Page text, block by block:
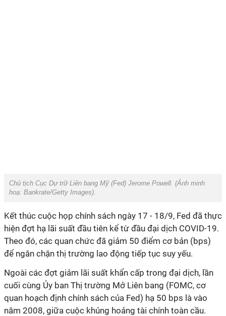
Chủ tịch Cục Dự trữ Liên bang Mỹ (Fed) Jerome Powell. (Ảnh minh
hoạ: Bankrate/Getty Images).
Kết thúc cuộc họp chính sách ngày 17 - 18/9, Fed đã thực
hiện đợt hạ lãi suất đầu tiên kể từ đầu đại dịch COVID-19.
Theo đó, các quan chức đã giảm 50 điểm cơ bản (bps)
để ngăn chặn thị trường lao động tiếp tục suy yếu.
Ngoài các đợt giảm lãi suất khẩn cấp trong đại dịch, lần
cuối cùng Ủy ban Thị trường Mở Liên bang (FOMC, cơ
quan hoạch định chính sách của Fed) hạ 50 bps là vào
năm 2008, giữa cuộc khủng hoảng tài chính toàn cầu.